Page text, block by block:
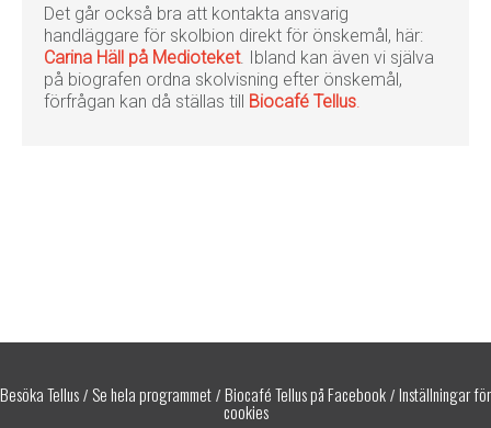
Det går också bra att kontakta ansvarig
handläggare för skolbion direkt för önskemål, här:
Carina Häll på Medioteket. Ibland kan även vi själva
på biografen ordna skolvisning efter önskemål,
förfrågan kan då ställas till Biocafé Tellus.
Besöka Tellus / Se hela programmet / Biocafé Tellus på Facebook / Inställningar för
cookies